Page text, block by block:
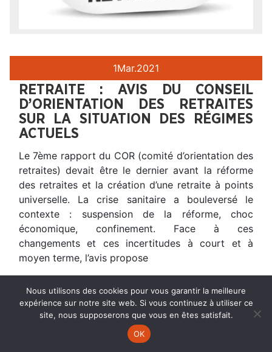
1Mar.2021
RETRAITE : AVIS DU CONSEIL
D’ORIENTATION DES RETRAITES
SUR LA SITUATION DES RÉGIMES
ACTUELS
Le 7ème rapport du COR (comité d’orientation des
retraites) devait être le dernier avant la réforme
des retraites et la création d’une retraite à points
universelle. La crise sanitaire a bouleversé le
contexte : suspension de la réforme, choc
économique, confinement. Face à ces
changements et ces incertitudes à court et à
moyen terme, l’avis propose
Nous utilisons des cookies pour vous garantir la meilleure
expérience sur notre site web. Si vous continuez à utiliser ce
site, nous supposerons que vous en êtes satisfait.
OK